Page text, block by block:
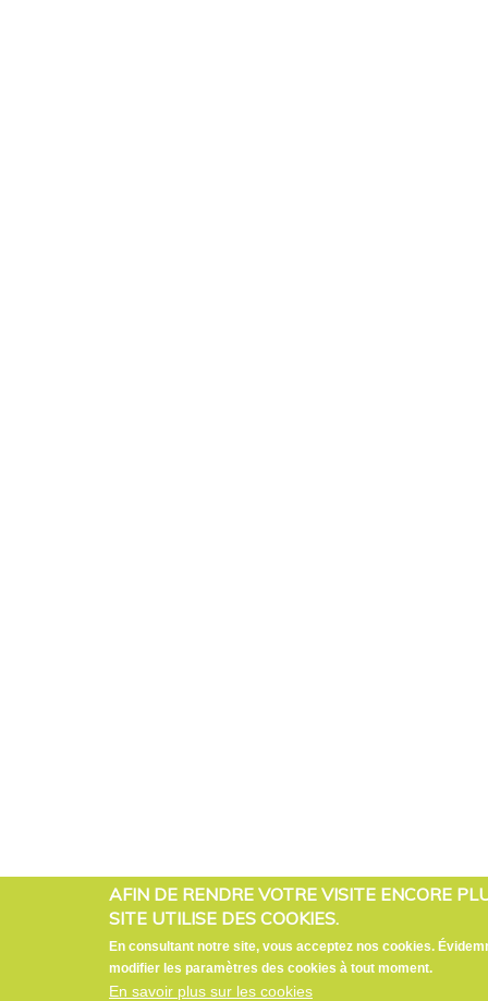
AFIN DE RENDRE VOTRE VISITE ENCORE
SITE UTILISE DES COOKIES.
En consultant notre site, vous acceptez nos cookies.
modifier les paramètres des cookies à tout moment.
En savoir plus sur les cookies